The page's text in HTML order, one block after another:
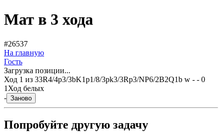
Мат в 3 хода
#26537
На главную
Гость
Загрузка позиции...
Ход 1 из 33R4/4p3/3bK1p1/8/3pk3/3Rp3/NP6/2B2Q1b w - - 0
1 Ход белых
- Заново
Попробуйте другую задачу